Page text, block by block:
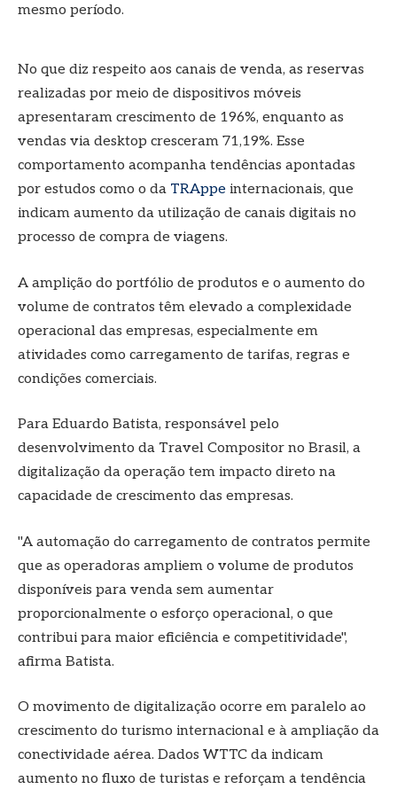
mesmo período.
No que diz respeito aos canais de venda, as reservas
realizadas por meio de dispositivos móveis
apresentaram crescimento de 196%, enquanto as
vendas via desktop cresceram 71,19%. Esse
comportamento acompanha tendências apontadas
por estudos como o da TRAppe internacionais, que
indicam aumento da utilização de canais digitais no
processo de compra de viagens.
A amplição do portfólio de produtos e o aumento do
volume de contratos têm elevado a complexidade
operacional das empresas, especialmente em
atividades como carregamento de tarifas, regras e
condições comerciais.
Para Eduardo Batista, responsável pelo
desenvolvimento da Travel Compositor no Brasil, a
digitalização da operação tem impacto direto na
capacidade de crescimento das empresas.
"A automação do carregamento de contratos permite
que as operadoras ampliem o volume de produtos
disponíveis para venda sem aumentar
proporcionalmente o esforço operacional, o que
contribui para maior eficiência e competitividade",
afirma Batista.
O movimento de digitalização ocorre em paralelo ao
crescimento do turismo internacional e à ampliação da
conectividade aérea. Dados WTTC da indicam
aumento no fluxo de turistas e reforçam a tendência